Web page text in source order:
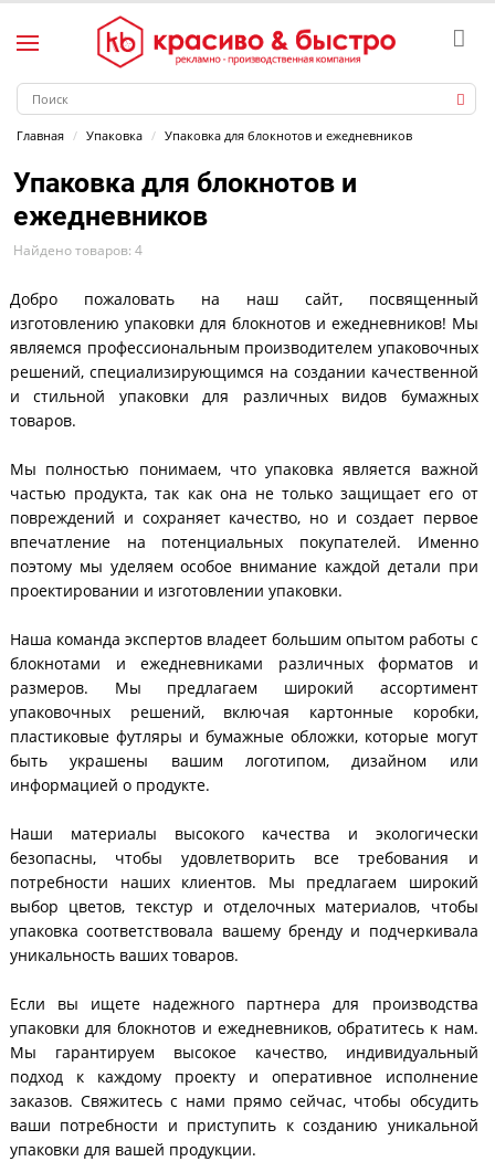
Главная Упаковка Упаковка для блокнотов и ежедневников
Упаковка для блокнотов и
ежедневников
Найдено товаров: 4
Добро пожаловать на наш сайт, посвященный
изготовлению упаковки для блокнотов и ежедневников! Мы
являемся профессиональным производителем упаковочных
решений, специализирующимся на создании качественной
и стильной упаковки для различных видов бумажных
товаров.
Мы полностью понимаем, что упаковка является важной
частью продукта, так как она не только защищает его от
повреждений и сохраняет качество, но и создает первое
впечатление на потенциальных покупателей. Именно
поэтому мы уделяем особое внимание каждой детали при
проектировании и изготовлении упаковки.
Наша команда экспертов владеет большим опытом работы с
блокнотами и ежедневниками различных форматов и
размеров. Мы предлагаем широкий ассортимент
упаковочных решений, включая картонные коробки,
пластиковые футляры и бумажные обложки, которые могут
быть украшены вашим логотипом, дизайном или
информацией о продукте.
Наши материалы высокого качества и экологически
безопасны, чтобы удовлетворить все требования и
потребности наших клиентов. Мы предлагаем широкий
выбор цветов, текстур и отделочных материалов, чтобы
упаковка соответствовала вашему бренду и подчеркивала
уникальность ваших товаров.
Если вы ищете надежного партнера для производства
упаковки для блокнотов и ежедневников, обратитесь к нам.
Мы гарантируем высокое качество, индивидуальный
подход к каждому проекту и оперативное исполнение
заказов. Свяжитесь с нами прямо сейчас, чтобы обсудить
ваши потребности и приступить к созданию уникальной
упаковки для вашей продукции.